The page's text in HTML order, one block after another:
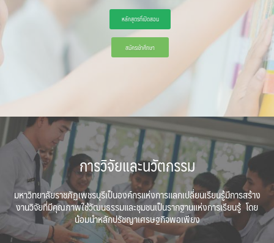
สมัครเข้าศึกษา
หลักสูตรที่เปิดสอน
การวิจัยและนวัตกรรม
มหาวิทยาลัยราชภัฏเพชรบุรีเป็นองค์กรแห่งการแลกเปลี่ยนเรียนรู้มีการสร้าง
งานวิจัยที่มีคุณภาพใช้วัฒนธรรมและชุมชนเป็นรากฐานแห่งการเรียนรู้ โดย
น้อมนำหลักปรัชญาเศรษฐกิจพอเพียง